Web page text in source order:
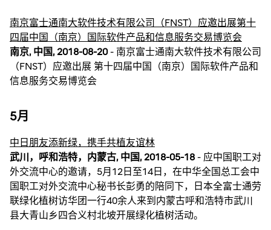
南京富士通南大软件技术有限公司（FNST）应邀出展第十
四届中国（南京）国际软件产品和信息服务交易博览会
南京, 中国, 2018-08-20- 南京富士通南大软件技术有限公司
（FNST）应邀出展 第十四届中国（南京）国际软件产品和
信息服务交易博览会
5月
中日朋友添新绿，携手共植友谊林
武川，呼和浩特，内蒙古, 中国, 2018-05-18 - 应中国职工对
外交流中心的邀请，5月12日至14日，在中华全国总工会中
国职工对外交流中心秘书长彭勇的陪同下，日本全富士通劳
联绿化植树访华团一行40余人来到内蒙古呼和浩特市武川
县大青山乡四合义村北坡开展绿化植树活动。